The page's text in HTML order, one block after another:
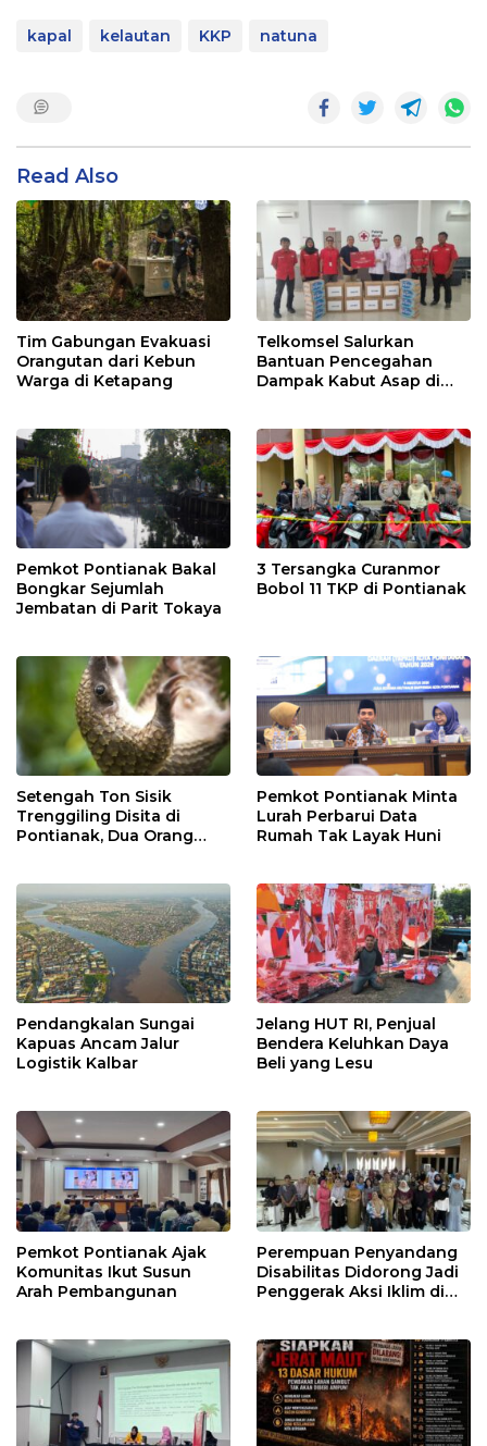
kapal kelautan KKP natuna
Read Also
Tim Gabungan Evakuasi
Orangutan dari Kebun
Warga di Ketapang
Telkomsel Salurkan
Bantuan Pencegahan
Dampak Kabut Asap di
Pemkot Pontianak Bakal
Bongkar Sejumlah
Jembatan di Parit Tokaya
3 Tersangka Curanmor
Bobol 11 TKP di Pontianak
Setengah Ton Sisik
Trenggiling Disita di
Pontianak, Dua Orang
Pemkot Pontianak Minta
Lurah Perbarui Data
Rumah Tak Layak Huni
Pendangkalan Sungai
Kapuas Ancam Jalur
Logistik Kalbar
Jelang HUT RI, Penjual
Bendera Keluhkan Daya
Beli yang Lesu
Pemkot Pontianak Ajak
Komunitas Ikut Susun
Arah Pembangunan
Perempuan Penyandang
Disabilitas Didorong Jadi
Penggerak Aksi Iklim di